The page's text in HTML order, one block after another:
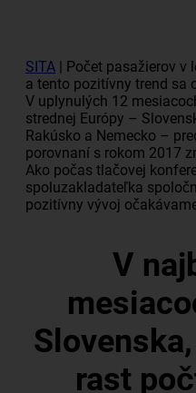
SITA | Počet pasažierov v
a tento pozitívny trend sa
V uplynulých 12
strednej Európy –
Rakúsko a Nemecko –
porovnaní s rokom 2017
Ako počas tlačovej
spoluzakladateľka
pozitívny vývoj
V
rast